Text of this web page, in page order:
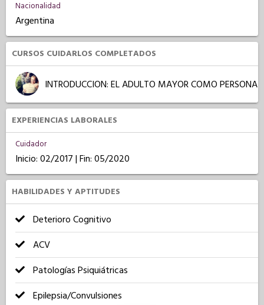
Nacionalidad
Argentina
CURSOS CUIDARLOS COMPLETADOS
INTRODUCCION: EL ADULTO MAYOR COMO PERSONA
EXPERIENCIAS LABORALES
Cuidador
Inicio: 02/2017 | Fin: 05/2020
HABILIDADES Y APTITUDES
Deterioro Cognitivo
ACV
Patologías Psiquiátricas
Epilepsia/Convulsiones